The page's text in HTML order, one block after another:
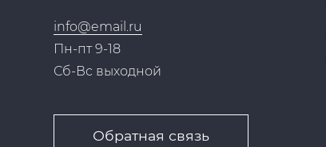
info@email.ru
Пн-пт 9-18
Сб-Вс выходной
Обратная связь